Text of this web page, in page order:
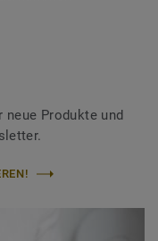
Produkte und